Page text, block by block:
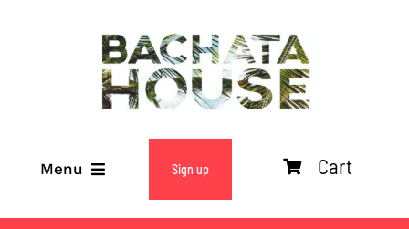
Menu
ABOUT
Sign up Cart